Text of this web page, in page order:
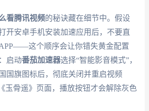
看腾讯视频的秘诀藏在细节中。假设
开安卓手机安装加速应用后，不要直
这个顺序会让你错失黄金配置
启动番茄加速器选择“智能影音模式”，
国旗图标后，彻底关闭并重启视频
玉骨遥》页面，播放按钮才会解除灰色